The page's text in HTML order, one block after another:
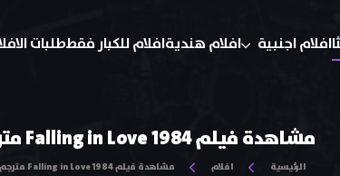
افلام اجنبية افلام هنديةافلام للكبار فقططلبات
مشاهدة فيلم Falling in Love 1984 مترجم اون لاين و تحميل
الرئيسية افلام مشاهدة فيلم Falling in Love 1984 مترجم اون لاين و تحميل